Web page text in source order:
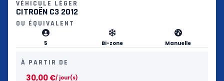
VÉHICULE LÉGER
CITROËN C3 2012
OU ÉQUIVALENT
5 Bi-zone Manuelle
À PARTIR DE
30,00€/ jour(s)